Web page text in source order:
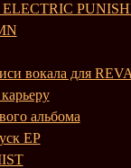
ELECTRIC
вокала для
альбома
ЕР